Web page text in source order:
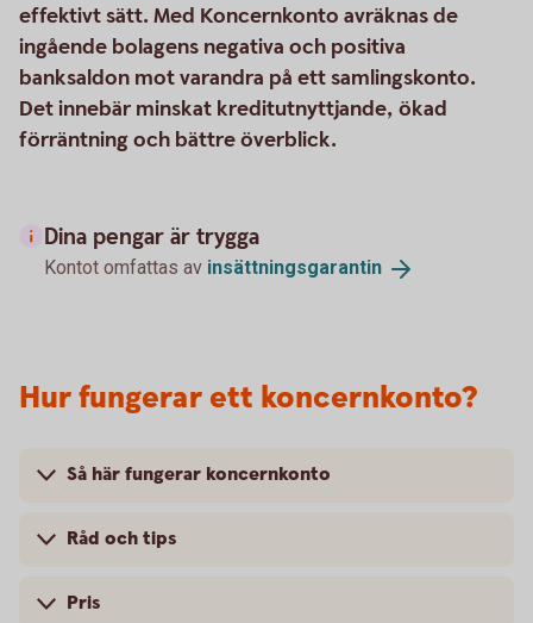
effektivt sätt. Med Koncernkonto avräknas de
ingående bolagens negativa och positiva
banksaldon mot varandra på ett samlingskonto.
Det innebär minskat kreditutnyttjande, ökad
förräntning och bättre överblick.
Dina pengar är trygga
Kontot omfattas av insättningsgarantin
Hur fungerar ett koncernkonto?
Så här fungerar koncernkonto
Råd och tips
Pris